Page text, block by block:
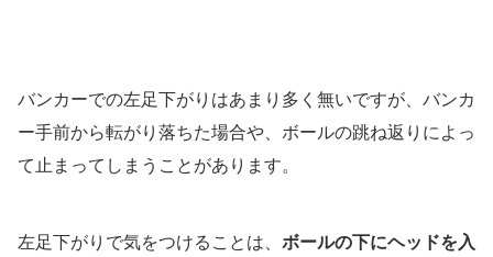
バンカーでの左足下がりはあまり多く無いですが、バンカ
ー手前から転がり落ちた場合や、ボールの跳ね返りによっ
て止まってしまうことがあります。
左足下がりで気をつけることは、 ボールの下にヘッドを入